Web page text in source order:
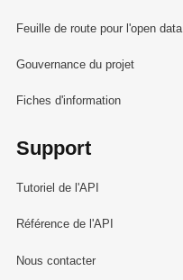
Feuille de route pour l'open data
Gouvernance du projet
Fiches d'information
Support
Tutoriel de l'API
Référence de l'API
Nous contacter